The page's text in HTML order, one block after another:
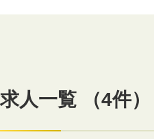
求人一覧 （4件）